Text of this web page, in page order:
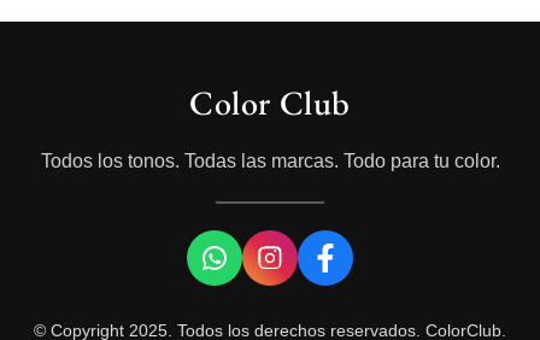
Color Club
Todos los tonos. Todas las marcas. Todo para tu color.
© Copyright 2025. Todos los derechos reservados. ColorClub.